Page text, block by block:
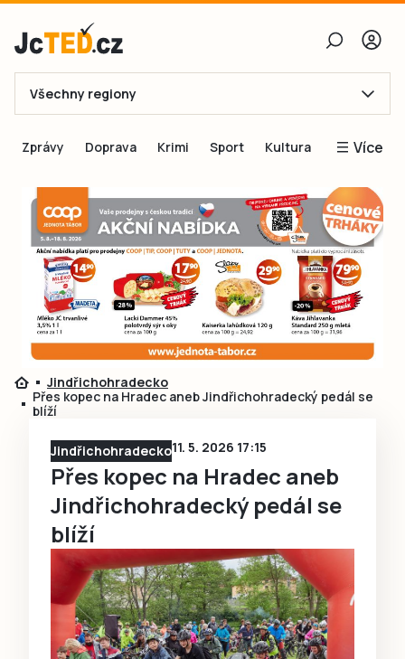
E-mail
Obnovit heslo
Přihlásit se
Přihlásit se přes Facebook
Ještě nemám účet, chci seRegistrovat
Všechny regiony
Zprávy Doprava Krimi Sport Kultura Více
Inspirace
Čtenáři píší
Speciální přílohy
Inzerce
Jindřichohradecko
Přes kopec na Hradec aneb Jindřichohradecký pedál se
blíží
Jindřichohradecko11. 5. 2026 17:15
Přes kopec na Hradec aneb
Jindřichohradecký pedál se
blíží